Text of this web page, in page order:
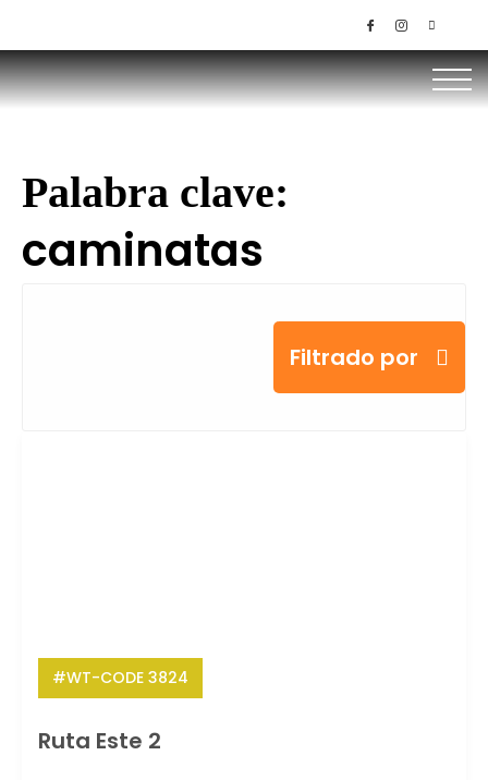
Palabra clave:
caminatas
Filtrado por
#WT-CODE 3824
Ruta Este 2